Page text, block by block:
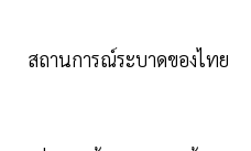
สถานการณ์ระบาดของไทย